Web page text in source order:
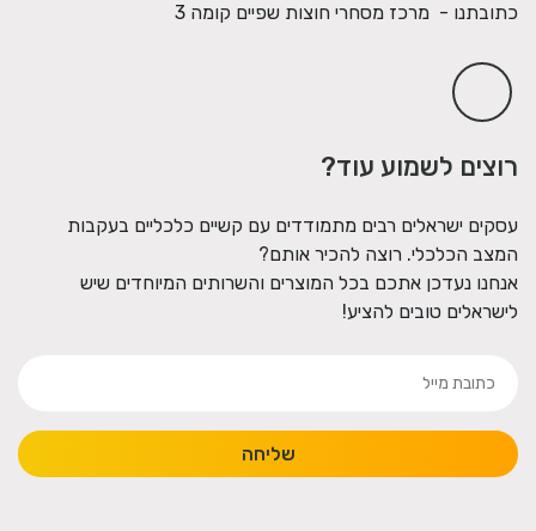
כתובתנו - מרכז מסחרי חוצות שפיים קומה 3
רוצים לשמוע עוד?
עסקים ישראלים רבים מתמודדים עם קשיים כלכליים בעקבות
המצב הכלכלי. רוצה להכיר אותם?
אנחנו נעדכן אתכם בכל המוצרים והשרותים המיוחדים שיש
לישראלים טובים להציע!
שליחה